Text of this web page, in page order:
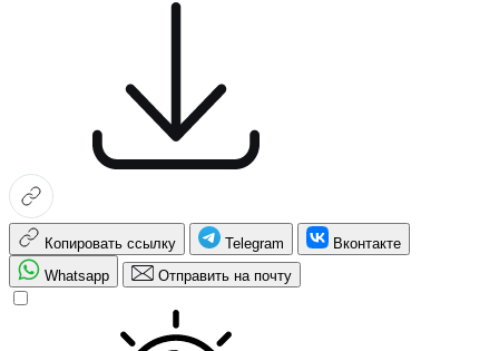
Копировать ссылку Telegram
Вконтакте
Whatsapp
Отправить на почту